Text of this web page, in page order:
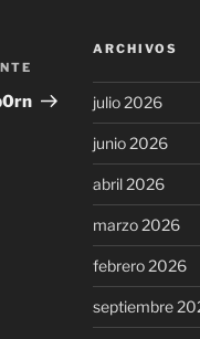
entrada
ARCHIVOS
julio 2026
junio 2026
abril 2026
marzo 2026
febrero 2026
septiembre